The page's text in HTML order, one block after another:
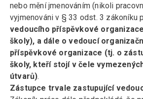
nebo mění jmenováním (nikoli
vyjmenováni v § 33 odst. 3 zákoníku
vedoucího příspěvkové
školy), a dále o vedoucí
příspěvkové organizace (tj. o
školy, kteří stojí v čele
útvarů).
Zástupce trvale zastupující